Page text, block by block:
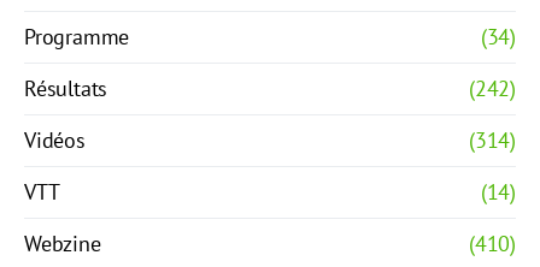
Programme
(34)
Résultats
(242)
Vidéos
(314)
VTT
(14)
Webzine
(410)